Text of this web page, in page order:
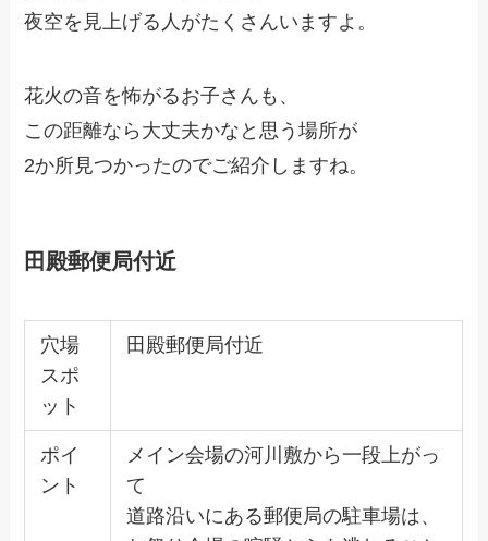
夜空を見上げる人がたくさんいますよ。
花火の音を怖がるお子さんも、
この距離なら大丈夫かなと思う場所が
2か所見つかったのでご紹介しますね。
田殿郵便局付近
穴場
スポ
ット
田殿郵便局付近
ポイ
ント
メイン会場の河川敷から一段上がっ
て
道路沿いにある郵便局の駐車場は、